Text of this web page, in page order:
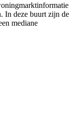
In deze buurt zijn de
mediane